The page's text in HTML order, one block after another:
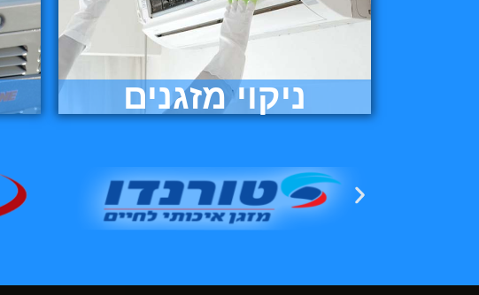
ניקוי מזגנים